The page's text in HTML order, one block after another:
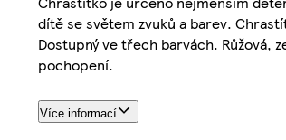
dítě se světem zvuků a barev.
Dostupný ve třech barvách. Růžová,
pochopení.
Více informací